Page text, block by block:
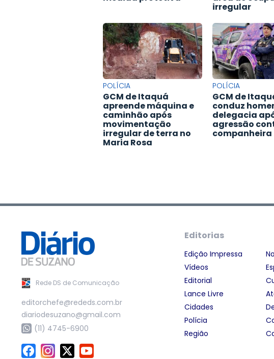
irregular
POLÍCIA
GCM de Itaquá
apreende máquina e
caminhão após
movimentação
irregular de terra no
Maria Rosa
POLÍCIA
GCM de
conduz
delegacia
agressão
companheira
Rede DS de Comunicação
editorchefe@rededs.com.br
diariodesuzano@gmail.com
(11) 4745-6900
Editorias
Edição Impressa
Vídeos
Editorial
Lance Livre
Cidades
Polícia
Região